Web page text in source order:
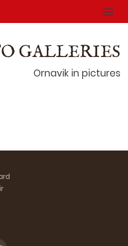
GALLERIES
Ornavik in pictures